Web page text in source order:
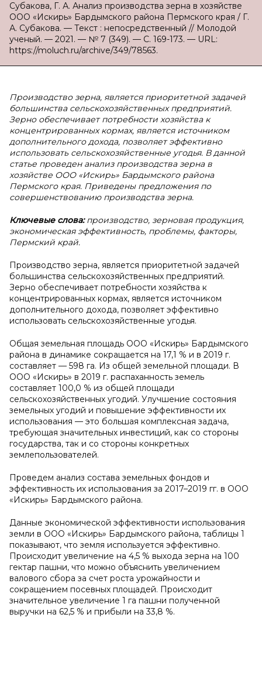
Субакова, Г. А. Анализ производства зерна в хозяйстве
ООО «Искирь» Бардымского района Пермского края / Г.
А. Субакова. — Текст : непосредственный // Молодой
ученый. — 2021. — № 7 (349). — С. 169-173. — URL:
https://moluch.ru/archive/349/78563.
Производство зерна, является приоритетной задачей
большинства сельскохозяйственных предприятий.
Зерно обеспечивает потребности хозяйства к
концентрированных кормах, является источником
дополнительного дохода, позволяет эффективно
использовать сельскохозяйственные угодья. В данной
статье проведен анализ производства зерна в
хозяйстве ООО «Искирь» Бардымского района
Пермского края. Приведены предложения по
совершенствованию производства зерна.
Ключевые слова:производство, зерновая продукция,
экономическая эффективность, проблемы, факторы,
Пермский край.
Производство зерна, является приоритетной задачей
большинства сельскохозяйственных предприятий.
Зерно обеспечивает потребности хозяйства к
концентрированных кормах, является источником
дополнительного дохода, позволяет эффективно
использовать сельскохозяйственные угодья.
Общая земельная площадь ООО «Искирь» Бардымского
района в динамике сокращается на 17,1 % и в 2019 г.
составляет — 598 га. Из общей земельной площади. В
ООО «Искирь» в 2019 г. распаханность земель
составляет 100,0 % из общей площади
сельскохозяйственных угодий. Улучшение состояния
земельных угодий и повышение эффективности их
использования — это большая комплексная задача,
требующая значительных инвестиций, как со стороны
государства, так и со стороны конкретных
землепользователей.
Проведем анализ состава земельных фондов и
эффективность их использования за 2017–2019 гг. в ООО
«Искирь» Бардымского района.
Данные экономической эффективности использования
земли в ООО «Искирь» Бардымского района, таблицы 1
показывают, что земля используется эффективно.
Происходит увеличение на 4,5 % выхода зерна на 100
гектар пашни, что можно объяснить увеличением
валового сбора за счет роста урожайности и
сокращением посевных площадей. Происходит
значительное увеличение 1 га пашни полученной
выручки на 62,5 % и прибыли на 33,8 %.